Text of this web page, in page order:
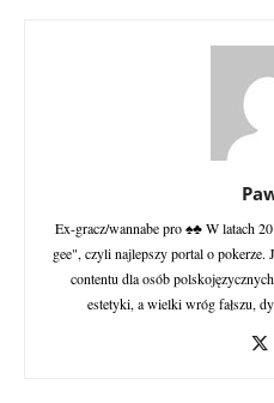
Ex-gracz/wannabe pro ♠♣ W latach
gee", czyli najlepszy portal o pokerze.
contentu dla osób
estetyki, a wielki wróg fałszu,